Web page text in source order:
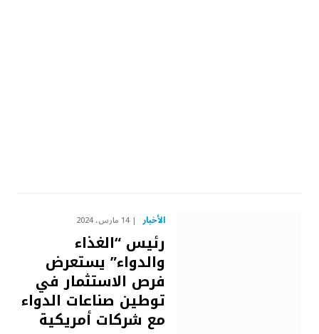
الأخبار 14 مارس، 2024
رئيس “الغذاء
والدواء” يستعرض
فرص الاستثمار في
توطين صناعات الدواء
مع شركات أمريكية